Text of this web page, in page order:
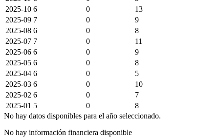
2025-10 6 0
13
2025-09 7 0
9
2025-08 6 0
8
2025-07 7 0
11
2025-06 6 0
9
2025-05 6 0
8
2025-04 6 0
5
2025-03 6 0
10
2025-02 6 0
7
2025-01 5 0
8
No hay datos disponibles para el año seleccionado.
No hay información financiera disponible